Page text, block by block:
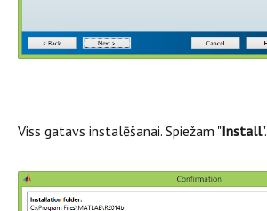
Viss gatavs instalēšanai. Spiežam "Install".